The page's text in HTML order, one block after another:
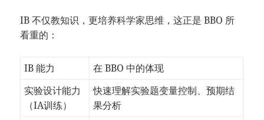
IB 不仅教知识，更培养科学家思维，这正是 BBO 所
看重的：
IB 能力
在 BBO 中的体现
实验设计能力
（IA训练）
快速理解实验题变量控制、预期结
果分析